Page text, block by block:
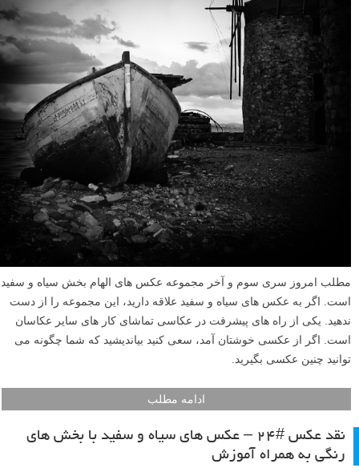
مطلب امروز سری سوم و آخر مجموعه عکس های الهام بخش سیاه و سفید
است. اگر به عکس های سیاه و سفید علاقه دارید، این مجموعه را از دست
ندهید. یکی از راه های پیشرفت در عکاسی تماشای کار های سایر عکاسان
است. اگر از عکسی خوشتان آمد، سعی کنید بیاندیشید که شما چگونه می
توانید چنین عکسی بگیرید.
ادامه مطلب
نقد عکس #۲۴ – عکس های سیاه و سفید با بخش های
رنگی به همراه آموزش